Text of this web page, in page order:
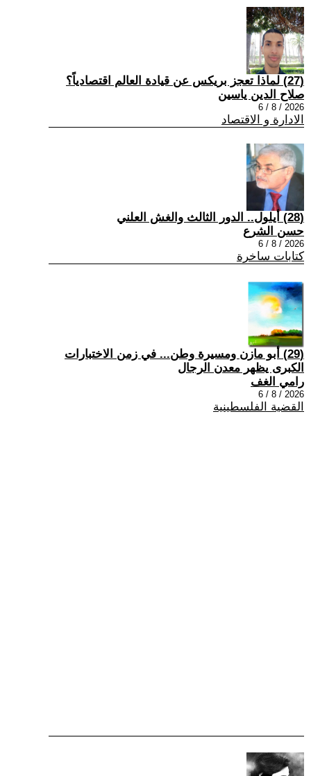
(27) لماذا تعجز بريكس عن قيادة العالم اقتصادياً؟
صلاح الدين ياسين
2026 / 8 / 6
الادارة و الاقتصاد
(28) أيلول.. الدور الثالث والغش العلني
حسن الشرع
2026 / 8 / 6
كتابات ساخرة
(29) أبو مازن ومسيرة وطن... في زمن الاختبارات
الكبرى يظهر معدن الرجال
رامي الغف
2026 / 8 / 6
القضية الفلسطينية